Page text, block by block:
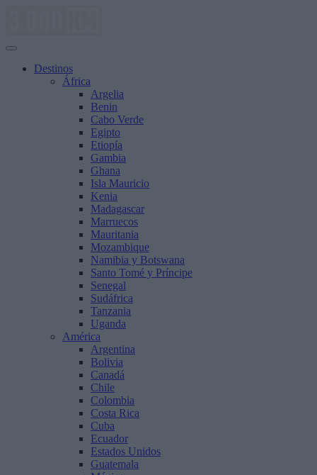
Destinos
África
Argelia
Benin
Cabo Verde
Egipto
Etiopía
Gambia
Ghana
Isla Mauricio
Kenia
Madagascar
Marruecos
Mauritania
Mozambique
Namibia y Botswana
Santo Tomé y Príncipe
Senegal
Sudáfrica
Tanzania
Uganda
América
Argentina
Bolivia
Canadá
Chile
Colombia
Costa Rica
Cuba
Ecuador
Estados Unidos
Guatemala